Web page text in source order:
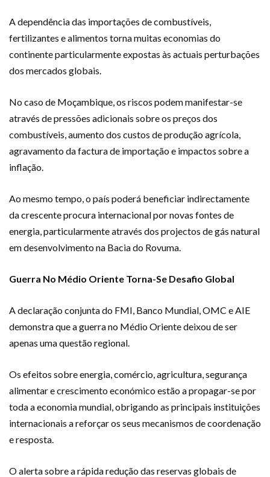
A dependência das importações de combustíveis,
fertilizantes e alimentos torna muitas economias do
continente particularmente expostas às actuais perturbações
dos mercados globais.
No caso de Moçambique, os riscos podem manifestar-se
através de pressões adicionais sobre os preços dos
combustíveis, aumento dos custos de produção agrícola,
agravamento da factura de importação e impactos sobre a
inflação.
Ao mesmo tempo, o país poderá beneficiar indirectamente
da crescente procura internacional por novas fontes de
energia, particularmente através dos projectos de gás natural
em desenvolvimento na Bacia do Rovuma.
Guerra No Médio Oriente Torna-Se Desafio Global
A declaração conjunta do FMI, Banco Mundial, OMC e AIE
demonstra que a guerra no Médio Oriente deixou de ser
apenas uma questão regional.
Os efeitos sobre energia, comércio, agricultura, segurança
alimentar e crescimento económico estão a propagar-se por
toda a economia mundial, obrigando as principais instituições
internacionais a reforçar os seus mecanismos de coordenação
e resposta.
O alerta sobre a rápida redução das reservas globais de